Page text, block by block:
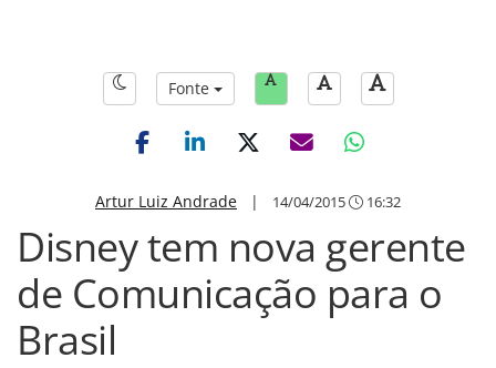
Fonte
Artur Luiz Andrade | 14/04/2015 16:32
Disney tem nova gerente
de Comunicação para o
Brasil